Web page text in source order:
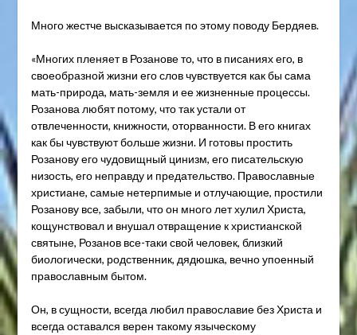
Много жестче высказывается по этому поводу Бердяев.
«Многих пленяет в Розанове то, что в писаниях его, в
своеобразной жизни его слов чувствуется как бы сама
мать-природа, мать-земля и ее жизненные процессы.
Розанова любят потому, что так устали от
отвлеченности, книжности, оторванности. В его книгах
как бы чувствуют больше жизни. И готовы простить
Розанову его чудовищный цинизм, его писательскую
низость, его неправду и предательство. Православные
христиане, самые нетерпимые и отлучающие, простили
Розанову все, забыли, что он много лет хулил Христа,
кощунствовал и внушал отвращение к христианской
святыне, Розанов все-таки свой человек, близкий
биологически, родственник, дядюшка, вечно упоенный
православным бытом.
Он, в сущности, всегда любил православие без Христа и
всегда оставался верен такому языческому